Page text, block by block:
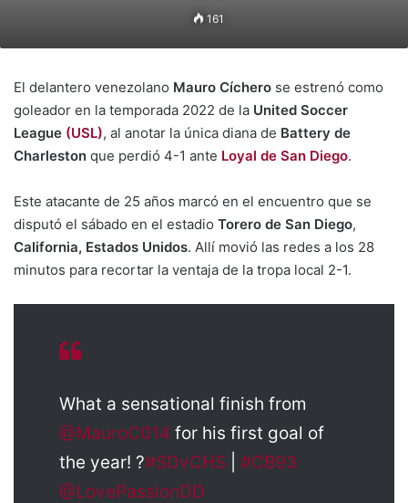
161
El delantero venezolano Mauro Cíchero se estrenó como
goleador en la temporada 2022 de la United Soccer
League (USL), al anotar la única diana de Battery de
Charleston que perdió 4-1 ante Loyal de San Diego.
Este atacante de 25 años marcó en el encuentro que se
disputó el sábado en el estadio Torero de San Diego,
California, Estados Unidos. Allí movió las redes a los 28
minutos para recortar la ventaja de la tropa local 2-1.
What a sensational finish from
@MauroC014 for his first goal of
the year! ?#SDvCHS
#CB93
@LovePassionDD